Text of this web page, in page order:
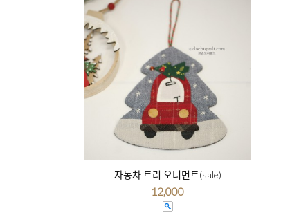
자동차 트리 오너먼트(sale)
12,000